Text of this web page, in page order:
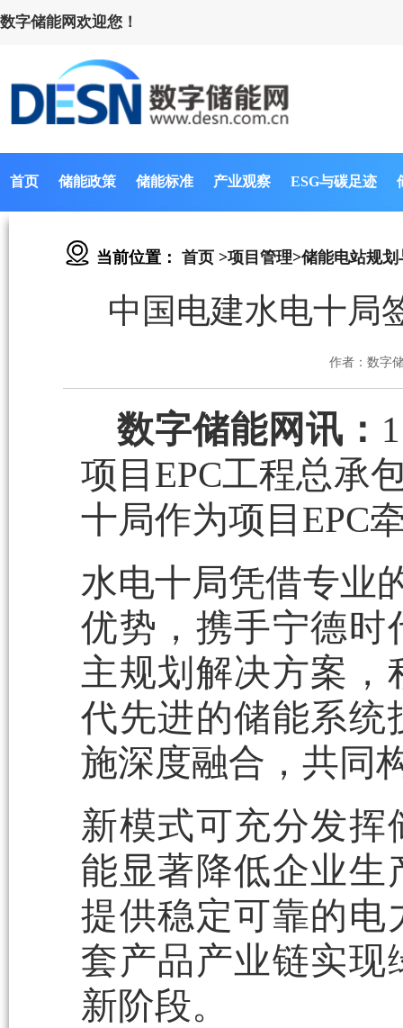
数字储能网欢迎您！
首页 储能政策 储能标准 产业观察 ESG与碳足迹
当前位置： 首页 >项目管理>储能电站规划
中国电建水电十局
作者：数字
数字储能网讯：
项目EPC工程总承
十局作为项目EPC
水电十局凭借专业
优势，携手宁德时
主规划解决方案，
代先进的储能系统
施深度融合，共同
新模式可充分发
能显著降低企业生
提供稳定可靠的电
套产品产业链实现
新阶段。